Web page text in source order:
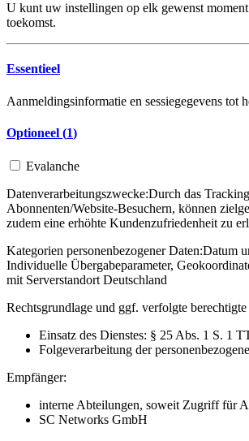
U kunt uw instellingen op elk gewenst
toekomst.
Essentieel
Aanmeldingsinformatie en sessiegegevens tot
Optioneel (1)
Evalanche
Datenverarbeitungszwecke:Durch das
Abonnenten/Website-Besuchern, können
zudem eine erhöhte Kundenzufriedenheit zu
Kategorien personenbezogener Daten:Datum
Individuelle Übergabeparameter,
mit Serverstandort Deutschland
Rechtsgrundlage und ggf. verfolgte berechtigte
Einsatz des Dienstes: § 25 Abs. 1 S. 1
Folgeverarbeitung der
Empfänger:
interne Abteilungen, soweit Zugriff für
SC Networks GmbH